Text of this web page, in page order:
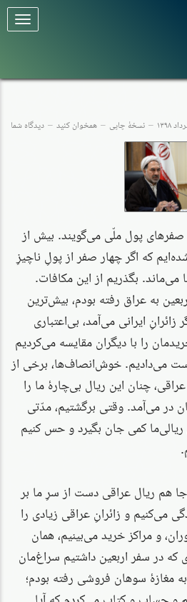
برای
تغییر
کنید
نسخهٔ چاپی همخوان کنید دیدگاه شما
پول ملّی می‌گویند. بیش از
که اگر چهار صفر از پولِ ناچیزِ
بگذریم از این مکافات.
به عراق رفته بودم، بیش‌ترین
ایرانی می‌آمد، بی‌اعتباری
را با دیگران مقایسه می‌کردیم
می‌دادیم. خوش‌انصاف‌ها، برخی از
چنان این ریال بی‌چارهٔ ما را
در می‌آمد. وقتی برگشتیم، مدّتی
کمی جان بگیرد و حس کنیم
هم ریال عراقی دست از سرِ ما بر
می‌کنیم و زائرانِ عراقی زیادی را
و مراکز خرید می‌بینیم، همان
که در سفر اربعین داشتیم سراغ‌مان
مغازهٔ سوهان فروشی رفته بودم؛
و حساب و کتاب می‌کردم که آیا